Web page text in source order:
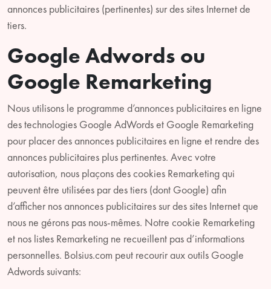
annonces publicitaires (pertinentes) sur des sites Internet de
tiers.
Google Adwords ou
Google Remarketing
Nous utilisons le programme d’annonces publicitaires en ligne
des technologies Google AdWords et Google Remarketing
pour placer des annonces publicitaires en ligne et rendre des
annonces publicitaires plus pertinentes. Avec votre
autorisation, nous plaçons des cookies Remarketing qui
peuvent être utilisées par des tiers (dont Google) afin
d’afficher nos annonces publicitaires sur des sites Internet que
nous ne gérons pas nous-mêmes. Notre cookie Remarketing
et nos listes Remarketing ne recueillent pas d’informations
personnelles. Bolsius.com peut recourir aux outils Google
Adwords suivants: